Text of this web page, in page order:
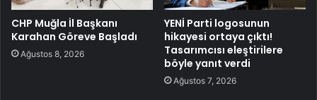
CHP Muğla İl Başkanı
Karahan Göreve Başladı
Ağustos 8, 2026
YENİ Parti logosunun
hikayesi ortaya çıktı!
Tasarımcısı eleştirilere
böyle yanıt verdi
Ağustos 7, 2026